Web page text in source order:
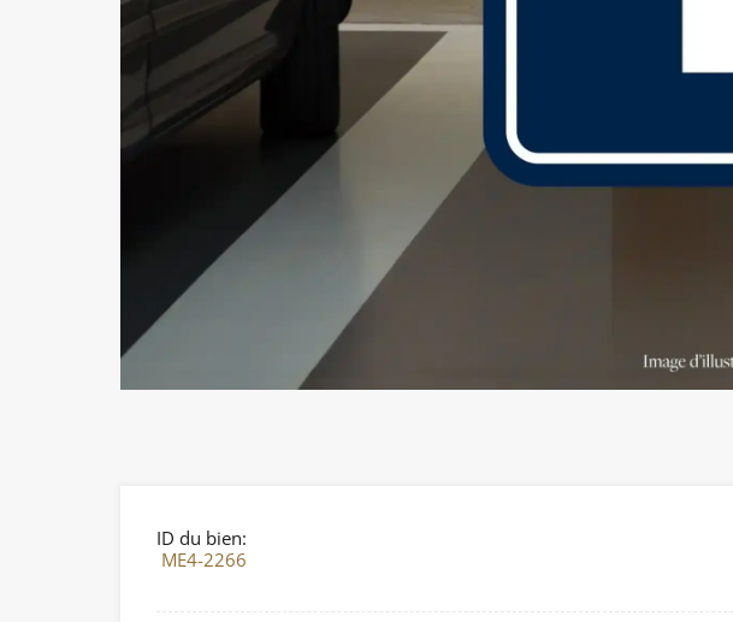
ID du bien:
ME4-2266